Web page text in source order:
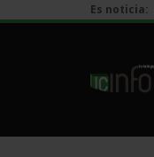
Es noticia: